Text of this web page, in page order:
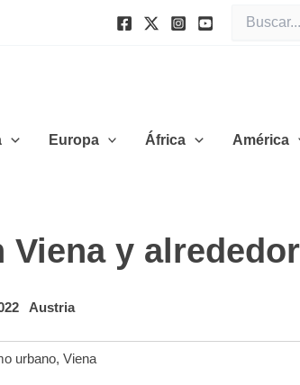
por:
Europa África América
y
Austria
urbano, Viena